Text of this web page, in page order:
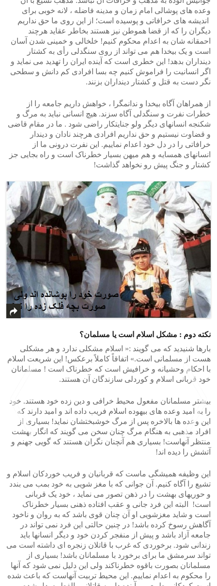
وعده های پوشالی امام زمان و مدینه فاضله ، لانه خوبی برای
اندیشه های خرافاتی و پوسیده است؛ از این روی ما حق نداریم
دیگران را که از قضا هموطن نیز هستند بخاطر عقاید هرچند
احمقانه شان به اعدام محکوم کنیم! خلخالی و خمینی شدن آسان
است و یک بیخدا هم می تواند از روی سنگدلی رأی به کشتار
دینداران بدهد! این خطری است که آینده ایران را تهدید می نماید و
اگر انسانیت را فراموش کنیم چه بسا افرادی کم دانش و سطحی
نگر دست به قتل و کشتار دینداران بزنند.
از همراهان آگاه بیخدا و ندانمگرا ، خواهش داریم جامعه را از
خطرات نفرت و سنگدلی آگاه سزند. هیچ انسانی نباید به مرگ و
شکنجه انسانهای دیگر ولو جنایتکار راضی شود . ما در مقام قاضی
و قضاوت نیستیم و حق نداریم افرادی هرچند نادان و دیندار
خرافاتی را در دل خود اعدام نماییم. این نفرت درونی ما از
انسانهای همسایه و هم میهن بسیار خطرناک است و راه بجایی جز
کشتار و جنگ پیش رو نخواهد گذاشت!
نکته دوم : مشکل اسلام است یا مسلمان؟
بارها شنیدید که می گویند :« اسلام مشکلی ندارد و هر مشکلی
هست از مسلمانی است.» اتفاقاً کاملاً برعکس! این شریعت اسلام
با احکام وحشیانه و خرافیش است که خطرناک است ! مسلمانان
خود قربانی اسلام و کوردلی سازندگان آن هستند.
بیشتر مسلمانان مفعول محیط خرافی و دین زده خود هستند. خود
را به امید وعده های بیهوده اسلام فریب داده اند و امید دارند که
این وعده ها بالاخره پس از مرگ خوشبختشان نماید! بسیاری از
افراد مذهبی به هنگام مرگ چنان سخن می گویند که انگار بهشت
منتظر آنهاست! بسیاری هم آنچنان نگران هستند که گویی جهنم و
آتشش را دیده اند!
این وظیفه همیشگی ماست که قربانیان و فریب خوردکان اسلام و
تشیع را آگاه کنیم. آن جوانی که با مغز شویی به خود بمب می بندد
و حوریهای بهشت را در ذهن تصور می نماید ، خود یک قربانی
است! البته این فرد جانی و عقب افتاده ذهنی بسیار خطرناک
است و شاید مغزشویی او آن چنان قوی باشد که به روان و ناخود
آگاهش رسوخ کرده باشد! در چنین حالتی این فرد نمی تواند در
جامعه آزاد باشد و پیش از منفجر کردن خود و دیگر انسانها باید
زندانی شود. برخوردی که غرب با قاتلان زنجره ای داشته است می
تواند سرمشق ما برای برخورد با مسلمانان باشد! بسیاری از
مسلمانان بصورت باقوه خطرناکند ولی این دلیل نمی شود که آنها
را محکوم به اعدام نماییم. این محیط تربیت آنهاست که باعث شده